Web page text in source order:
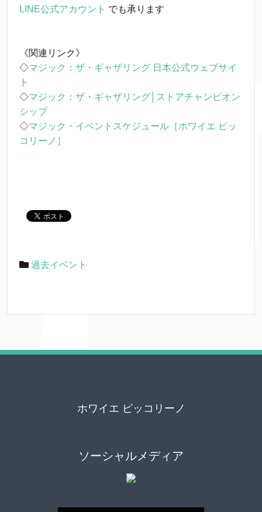
LINE公式アカウント でも承ります
《関連リンク》
◇マジック：ザ・ギャザリング 日本公式ウェブサイ
ト
◇マジック：ザ・ギャザリング│ストアチャンピオン
シップ
◇マジック・イベントスケジュール［ホワイエ ピッ
コリーノ］
過去イベント
ホワイエ ピッコリーノ
ソーシャルメディア